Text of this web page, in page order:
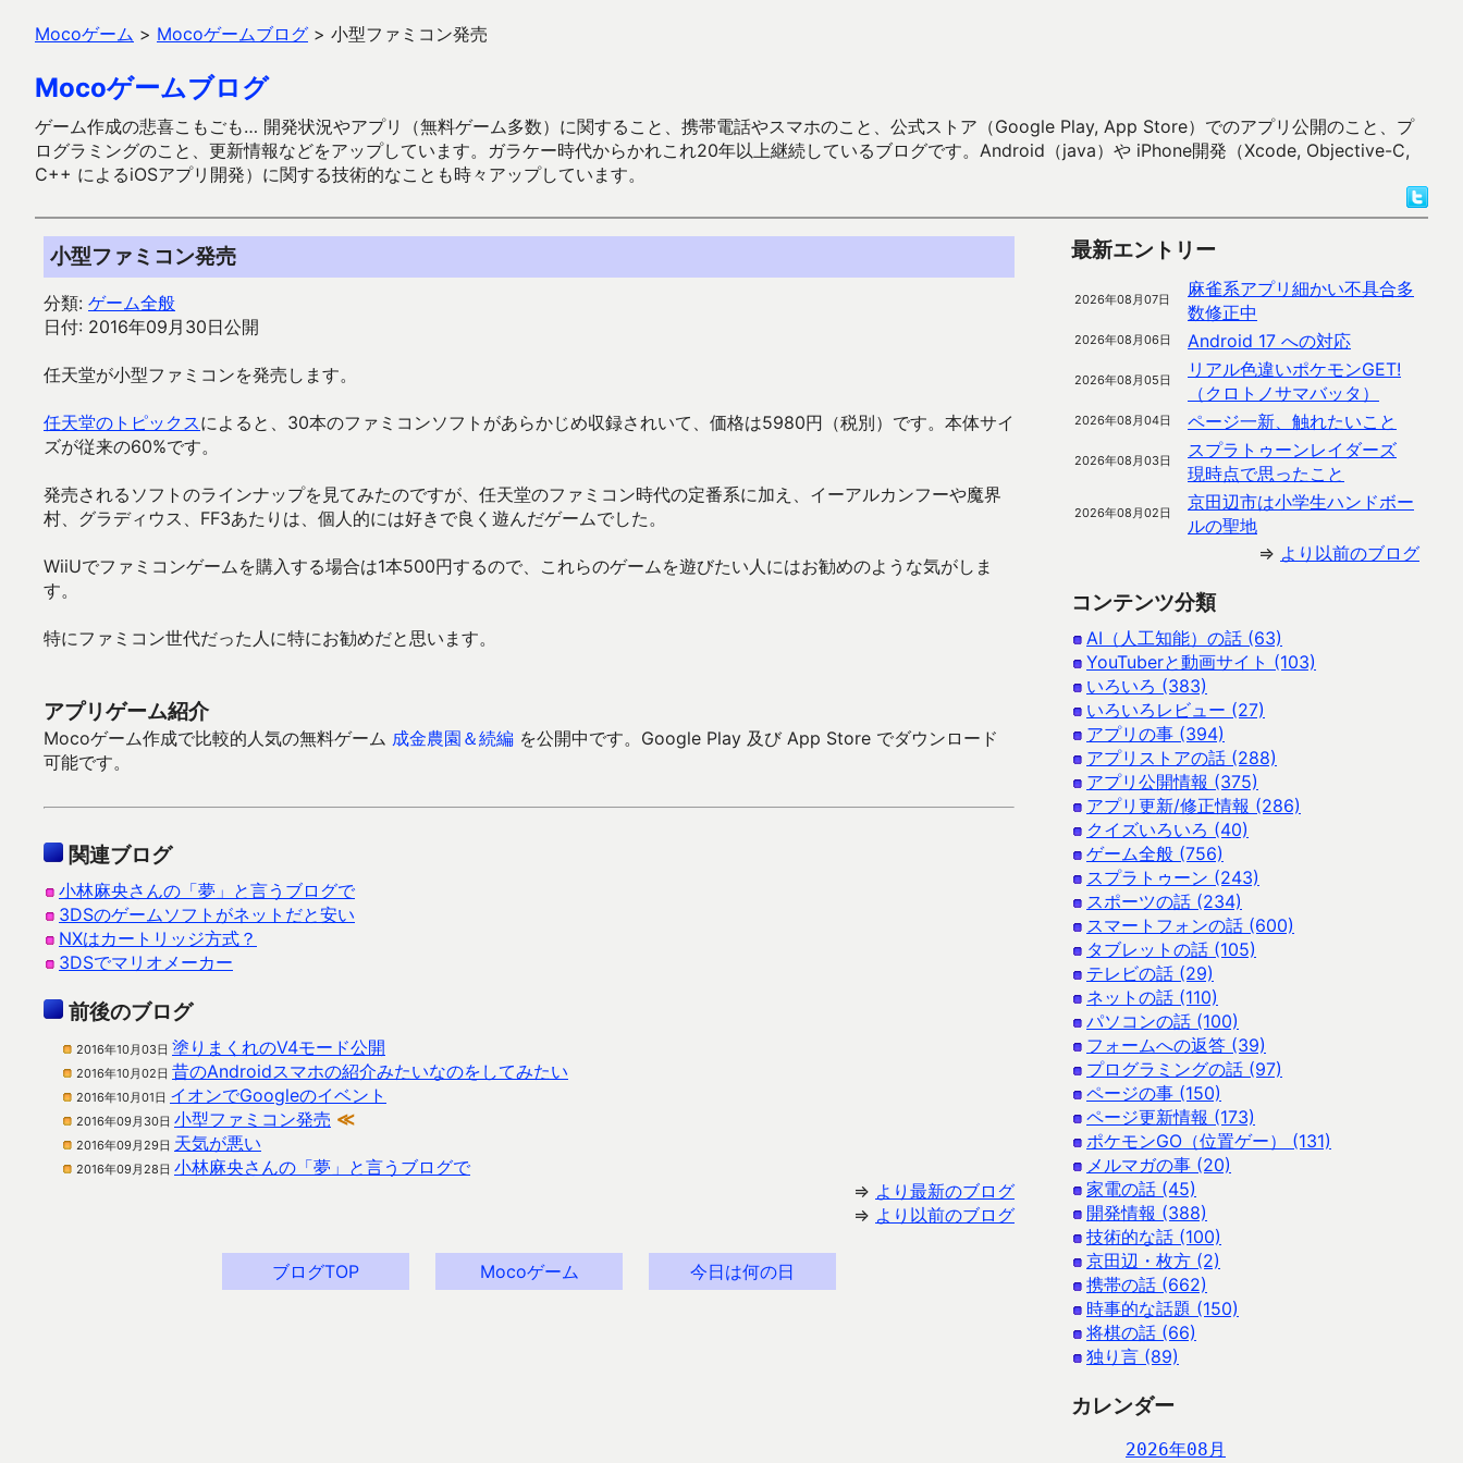
Mocoゲーム > Mocoゲームブログ > 小型ファミコン発売
Mocoゲームブログ
ゲーム作成の悲喜こもごも… 開発状況やアプリ（無料ゲーム多数）に関すること、携帯電話やスマホのこと、公式ストア（Google Play, App Store）でのアプリ公開のこと、プ
ログラミングのこと、更新情報などをアップしています。ガラケー時代からかれこれ20年以上継続しているブログです。Android（java）や iPhone開発（Xcode, Objective-C,
C++ によるiOSアプリ開発）に関する技術的なことも時々アップしています。
小型ファミコン発売
分類: ゲーム全般
日付: 2016年09月30日公開
任天堂が小型ファミコンを発売します。
任天堂のトピックスによると、30本のファミコンソフトがあらかじめ収録されいて、価格は5980円（税別）です。本体サイ
ズが従来の60%です。
発売されるソフトのラインナップを見てみたのですが、任天堂のファミコン時代の定番系に加え、イーアルカンフーや魔界
村、グラディウス、FF3あたりは、個人的には好きで良く遊んだゲームでした。
WiiUでファミコンゲームを購入する場合は1本500円するので、これらのゲームを遊びたい人にはお勧めのような気がしま
す。
特にファミコン世代だった人に特にお勧めだと思います。
アプリゲーム紹介
Mocoゲーム作成で比較的人気の無料ゲーム 成金農園＆続編 を公開中です。Google Play 及び App Store でダウンロード
可能です。
関連ブログ
小林麻央さんの「夢」と言うブログで
3DSのゲームソフトがネットだと安い
NXはカートリッジ方式？
3DSでマリオメーカー
前後のブログ
2016年10月03日 塗りまくれのV4モード公開
2016年10月02日 昔のAndroidスマホの紹介みたいなのをしてみたい
2016年10月01日 イオンでGoogleのイベント
2016年09月30日 小型ファミコン発売 ≪
2016年09月29日 天気が悪い
2016年09月28日 小林麻央さんの「夢」と言うブログで
⇒ より最新のブログ
⇒ より以前のブログ
ブログTOP Mocoゲーム 今日は何の日
最新エントリー
2026年08月07日
麻雀系アプリ細かい不具合多
数修正中
2026年08月06日 Android 17 への対応
2026年08月05日
リアル色違いポケモンGET!
（クロトノサマバッタ）
2026年08月04日 ページ一新、触れたいこと
2026年08月03日
スプラトゥーンレイダーズ
現時点で思ったこと
2026年08月02日
京田辺市は小学生ハンドボー
ルの聖地
⇒ より以前のブログ
コンテンツ分類
AI（人工知能）の話 (63)
YouTuberと動画サイト (103)
いろいろ (383)
いろいろレビュー (27)
アプリの事 (394)
アプリストアの話 (288)
アプリ公開情報 (375)
アプリ更新/修正情報 (286)
クイズいろいろ (40)
ゲーム全般 (756)
スプラトゥーン (243)
スポーツの話 (234)
スマートフォンの話 (600)
タブレットの話 (105)
テレビの話 (29)
ネットの話 (110)
パソコンの話 (100)
フォームへの返答 (39)
プログラミングの話 (97)
ページの事 (150)
ページ更新情報 (173)
ポケモンGO（位置ゲー） (131)
メルマガの事 (20)
家電の話 (45)
開発情報 (388)
技術的な話 (100)
京田辺・枚方 (2)
携帯の話 (662)
時事的な話題 (150)
将棋の話 (66)
独り言 (89)
カレンダー
2026年08月